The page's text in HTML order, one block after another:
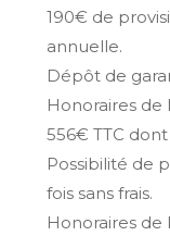
190€ de
annuelle.
Dépôt de
Honoraires
556€ TTC
Possibilité de
fois sans frais.
Honoraires